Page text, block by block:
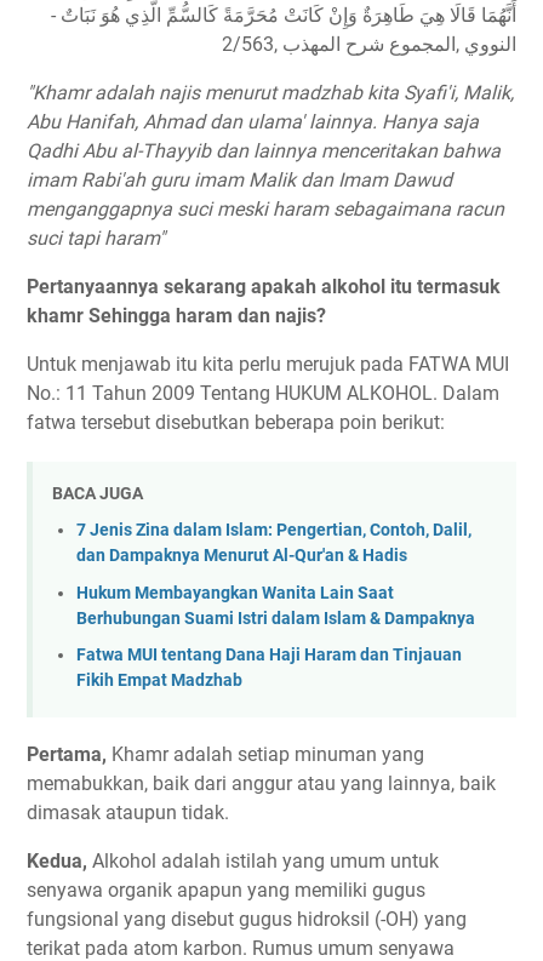
أَنَّهُمَا قَالَا هِيَ طَاهِرَةٌ وَإِنْ كَانَتْ مُحَرَّمَةً كَالسُّمِّ الَّذِي هُوَ نَبَاتٌ -
النووي ,المجموع شرح المهذب ,2/563
"Khamr adalah najis menurut madzhab kita Syafi'i, Malik,
Abu Hanifah, Ahmad dan ulama' lainnya. Hanya saja
Qadhi Abu al-Thayyib dan lainnya menceritakan bahwa
imam Rabi'ah guru imam Malik dan Imam Dawud
menganggapnya suci meski haram sebagaimana racun
suci tapi haram"
Pertanyaannya sekarang apakah alkohol itu termasuk
khamr Sehingga haram dan najis?
Untuk menjawab itu kita perlu merujuk pada FATWA MUI
No.: 11 Tahun 2009 Tentang HUKUM ALKOHOL. Dalam
fatwa tersebut disebutkan beberapa poin berikut:
BACA JUGA
7 Jenis Zina dalam Islam: Pengertian, Contoh, Dalil,
dan Dampaknya Menurut Al-Qur'an & Hadis
Hukum Membayangkan Wanita Lain Saat
Berhubungan Suami Istri dalam Islam & Dampaknya
Fatwa MUI tentang Dana Haji Haram dan Tinjauan
Fikih Empat Madzhab
Pertama, Khamr adalah setiap minuman yang
memabukkan, baik dari anggur atau yang lainnya, baik
dimasak ataupun tidak.
Kedua, Alkohol adalah istilah yang umum untuk
senyawa organik apapun yang memiliki gugus
fungsional yang disebut gugus hidroksil (-OH) yang
terikat pada atom karbon. Rumus umum senyawa